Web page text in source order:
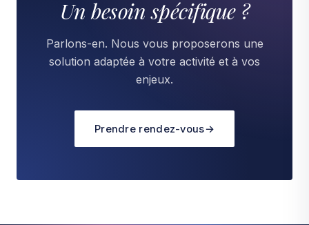
Un besoin spécifique ?
Parlons-en. Nous vous proposerons une
solution adaptée à votre activité et à vos
enjeux.
Prendre rendez-vous